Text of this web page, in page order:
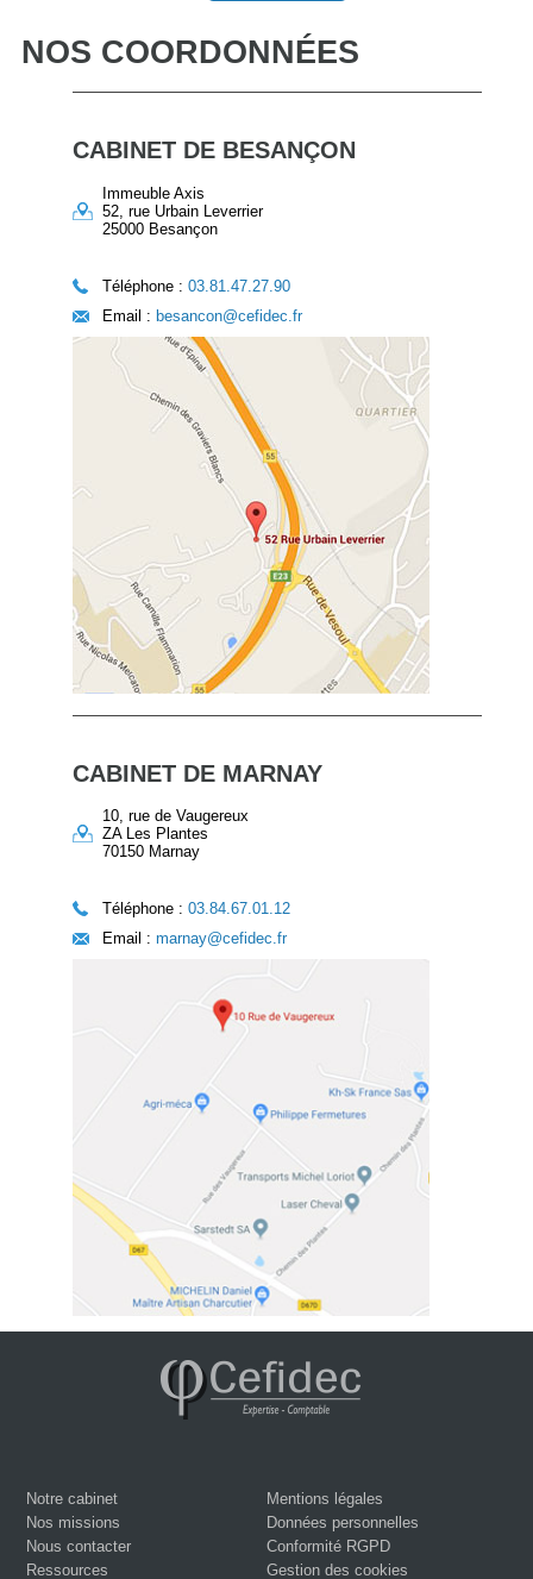
NOS COORDONNÉES
CABINET DE BESANÇON
Immeuble Axis
52, rue Urbain Leverrier
25000 Besançon
Téléphone : 03.81.47.27.90
Email : besancon@cefidec.fr
CABINET DE MARNAY
10, rue de Vaugereux
ZA Les Plantes
70150 Marnay
Téléphone : 03.84.67.01.12
Email : marnay@cefidec.fr
Notre cabinet
Nos missions
Nous contacter
Ressources
Mentions légales
Données personnelles
Conformité RGPD
Gestion des cookies